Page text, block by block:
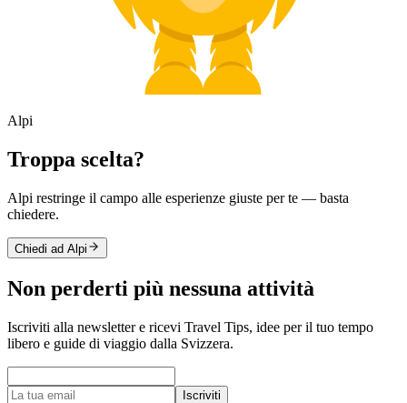
Alpi
Troppa scelta?
Alpi restringe il campo alle esperienze giuste per te — basta
chiedere.
Chiedi ad Alpi
Non perderti più nessuna attività
Iscriviti alla newsletter e ricevi Travel Tips, idee per il tuo tempo
libero e guide di viaggio dalla Svizzera.
Iscriviti